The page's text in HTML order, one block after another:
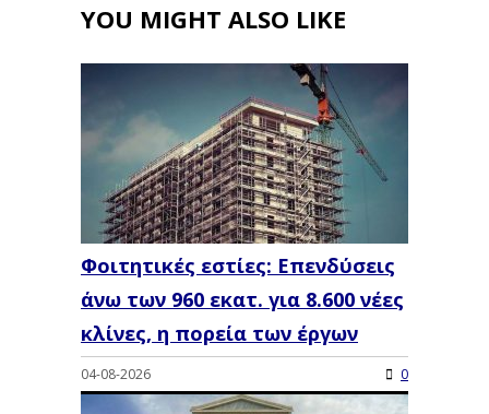
YOU MIGHT ALSO LIKE
Φοιτητικές εστίες: Επενδύσεις
άνω των 960 εκατ. για 8.600 νέες
κλίνες, η πορεία των έργων
04-08-2026 0